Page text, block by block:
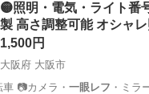
🟡照明・電気・ライト番
製 高さ調整可能 オシャ
1,500円
大阪府 大阪市
電動アシスト自転車 📷カメラ・ 一眼レフ ・ミラ